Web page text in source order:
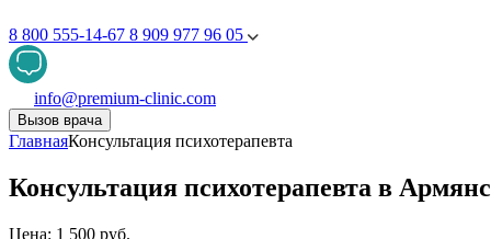
8 800 555-14-67 8 909 977 96 05
info@premium-clinic.com
Вызов врача
ГлавнаяКонсультация психотерапевта
Консультация психотерапевта в
Цена: 1 500 руб.